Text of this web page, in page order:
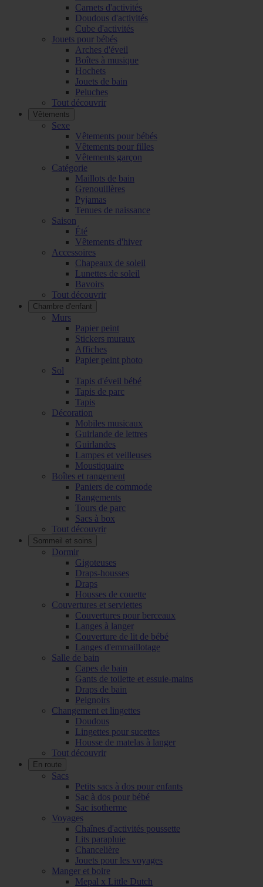
Carnets d'activités
Doudous d'activités
Cube d'activités
Jouets pour bébés
Arches d'éveil
Boîtes à musique
Hochets
Jouets de bain
Peluches
Tout découvrir
Vêtements
Sexe
Vêtements pour bébés
Vêtements pour filles
Vêtements garçon
Catégorie
Maillots de bain
Grenouillères
Pyjamas
Tenues de naissance
Saison
Été
Vêtements d'hiver
Accessoires
Chapeaux de soleil
Lunettes de soleil
Bavoirs
Tout découvrir
Chambre d'enfant
Murs
Papier peint
Stickers muraux
Affiches
Papier peint photo
Sol
Tapis d'éveil bébé
Tapis de parc
Tapis
Décoration
Mobiles musicaux
Guirlande de lettres
Guirlandes
Lampes et veilleuses
Moustiquaire
Boîtes et rangement
Paniers de commode
Rangements
Tours de parc
Sacs à box
Tout découvrir
Sommeil et soins
Dormir
Gigoteuses
Draps-housses
Draps
Housses de couette
Couvertures et serviettes
Couvertures pour berceaux
Langes à langer
Couverture de lit de bébé
Langes d'emmaillotage
Salle de bain
Capes de bain
Gants de toilette et essuie-mains
Draps de bain
Peignoirs
Changement et lingettes
Doudous
Lingettes pour sucettes
Housse de matelas à langer
Tout découvrir
En route
Sacs
Petits sacs à dos pour enfants
Sac à dos pour bébé
Sac isotherme
Voyages
Chaînes d'activités poussette
Lits parapluie
Chancelière
Jouets pour les voyages
Manger et boire
Mepal x Little Dutch